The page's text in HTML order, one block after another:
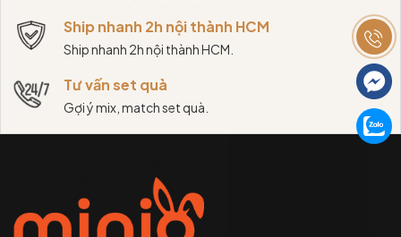
Ship nhanh 2h nội thành HCM
Ship nhanh 2h nội thành HCM.
Tư vấn set quà
Gợi ý mix, match set quà.